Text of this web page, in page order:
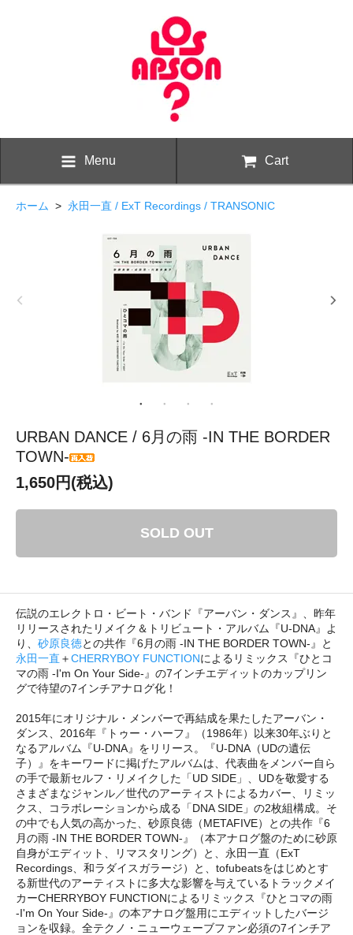
Menu Cart
ホーム > 永田一直 / ExT Recordings / TRANSONIC
URBAN DANCE / 6月の雨 -IN THE BORDER
TOWN-
1,650円(税込)
SOLD OUT
伝説のエレクトロ・ビート・バンド『アーバン・ダンス』、昨年
リリースされたリメイク＆トリビュート・アルバム『U-DNA』よ
り、 砂原良徳との共作『6月の雨 -IN THE BORDER TOWN-』と
永田一直 ＋CHERRYBOY FUNCTIONによるリミックス『ひとコ
マの雨 -I'm On Your Side-』の7インチエディットのカップリン
グで待望の7インチアナログ化！
2015年にオリジナル・メンバーで再結成を果たしたアーバン・
ダンス、2016年『トゥー・ハーフ』（1986年）以来30年ぶりと
なるアルバム『U-DNA』をリリース。『U-DNA（UDの遺伝
子）』をキーワードに掲げたアルバムは、代表曲をメンバー自ら
の手で最新セルフ・リメイクした「UD SIDE」、UDを敬愛する
さまざまなジャンル／世代のアーティストによるカバー、リミッ
クス、コラボレーションから成る「DNA SIDE」の2枚組構成。そ
の中でも人気の高かった、砂原良徳（METAFIVE）との共作『6
月の雨 -IN THE BORDER TOWN-』（本アナログ盤のために砂原
自身がエディット、リマスタリング）と、永田一直（ExT
Recordings、和ラダイスガラージ）と、tofubeatsをはじめとす
る新世代のアーティストに多大な影響を与えているトラックメイ
カーCHERRYBOY FUNCTIONによるリミックス『ひとコマの雨
-I'm On Your Side-』の本アナログ盤用にエディットしたバージ
ョンを収録。全テクノ・ニューウェーブファン必須の7インチア